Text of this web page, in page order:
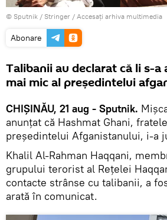
© Sputnik / Stringer / Accesați arhiva multimedia
Abonare
Talibanii au declarat că li s-
mai mic al președintelui
CHIȘINĂU, 21 aug - Sputnik.
anunțat că Hashmat Ghani,
președintelui Afganistanului, i-a
Khalil Al-Rahman Haqqani,
grupului terorist al Rețelei
contacte strânse cu talibanii, a
arată în comunicat.